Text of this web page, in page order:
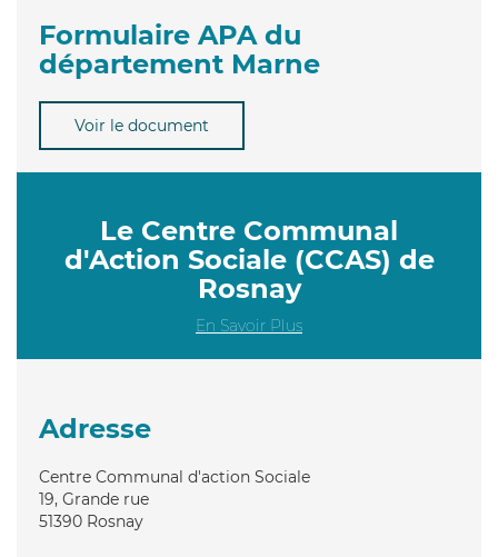
Formulaire APA du
département Marne
Voir le document
Le Centre Communal
d'Action Sociale (CCAS) de
Rosnay
En Savoir Plus
Adresse
Centre Communal d'action Sociale
19, Grande rue
51390 Rosnay